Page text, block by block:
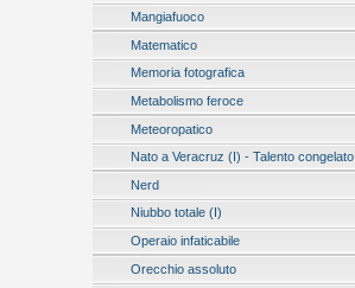
Mangiafuoco
Matematico
Memoria fotografica
Metabolismo feroce
Meteoropatico
Nato a Veracruz (I) - Talento congelato
Nerd
Niubbo totale (I)
Operaio infaticabile
Orecchio assoluto